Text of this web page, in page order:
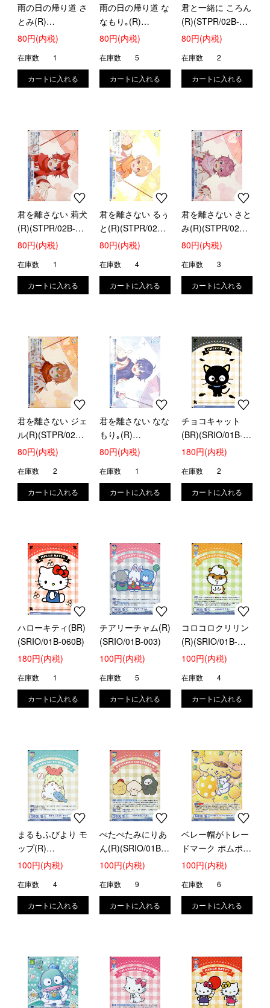
雨の日の帰り道 さ
とみ(R)
(STPR/02B-025)
80円(内税)
在庫数 1
雨の日の帰り道 な
なもり｡(R)
(STPR/02B-048)
80円(内税)
在庫数 5
君と一緒に ころん
(R)(STPR/02B-
046)
80円(内税)
在庫数 2
君を離さない 莉犬
(R)(STPR/02B-
038)
80円(内税)
在庫数 1
君を離さない るぅ
と(R)(STPR/02B-
018)
80円(内税)
在庫数 4
君を離さない さと
み(R)(STPR/02B-
037)
80円(内税)
在庫数 3
君を離さない ジェ
ル(R)(STPR/02B-
017)
80円(内税)
在庫数 2
君を離さない なな
もり｡(R)
(STPR/02B-058)
80円(内税)
在庫数 1
チョコキャット
(BR)(SRIO/01B-
040B)
180円(内税)
在庫数 2
ハローキティ(BR)
(SRIO/01B-060B)
180円(内税)
在庫数 1
チアリーチャム(R)
(SRIO/01B-003)
100円(内税)
在庫数 5
コロコロクリリン
(R)(SRIO/01B-
005)
100円(内税)
在庫数 4
まるもふびより モ
ップ(R)
(SRIO/01B-006)
100円(内税)
在庫数 4
ぺたぺたみにりあ
ん(R)(SRIO/01B-
007)
100円(内税)
在庫数 9
ベレー帽がトレー
ドマーク ポムポム
プリン(R)
100円(内税)
在庫数 6